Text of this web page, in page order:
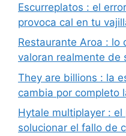
Escurreplatos : el
provoca cal en tu
Restaurante Aroa : lo
valoran realmente de
They are billions : la
cambia por completo
Hytale multiplayer : el
solucionar el fallo de